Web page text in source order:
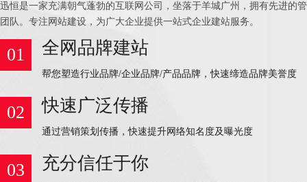
迅恒是一家充满朝气蓬勃的互联网公司，坐落于羊城广州，拥有先进的
团队。专注网站建设，为广大企业提供一站式企业建站服务。
01 全网品牌建站
帮您塑造行业品牌/企业品牌/产品品牌，快速缔造品牌美誉度
02 快速广泛传播
通过营销策划传播，快速提升网络知名度及曝光度
03 充分信任于你